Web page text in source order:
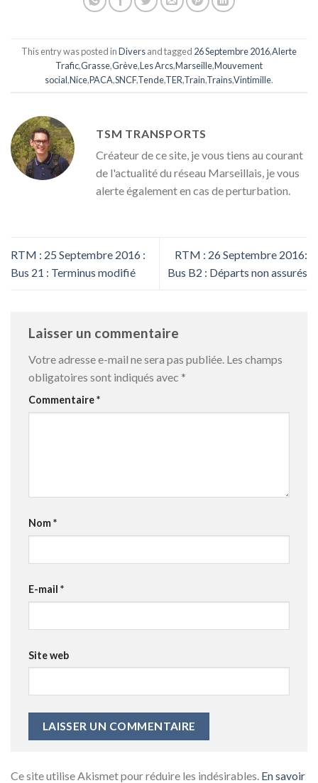
This entry was posted inDiversand tagged 26 Septembre 2016,Alerte
Trafic,Grasse,Grève,Les Arcs,Marseille,Mouvement
social,Nice,PACA,SNCF,Tende,TER,Train,Trains,Vintimille.
TSM TRANSPORTS
Créateur de ce site, je vous tiens au courant
de l'actualité du réseau Marseillais, je vous
alerte également en cas de perturbation.
RTM : 25 Septembre 2016 :
Bus 21 : Terminus modifié
RTM : 26 Septembre 2016:
Bus B2 : Départs non assurés
Laisser un commentaire
Votre adresse e-mail ne sera pas publiée. Les champs
obligatoires sont indiqués avec *
Commentaire*
Nom*
E-mail *
Site web
Ce site utilise Akismet pour réduire les indésirables. En savoir